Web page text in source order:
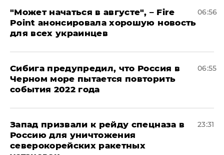
"Может начаться в августе", – Fire
Point анонсировала хорошую новость
для всех украинцев
06:56
Сибига предупредил, что Россия в
Черном море пытается повторить
события 2022 года
06:55
Запад призвали к рейду спецназа в
Россию для уничтожения
северокорейских ракетных
23:31